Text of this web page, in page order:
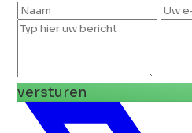
versturen